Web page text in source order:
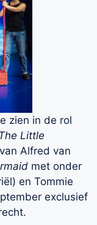
zien in de rol
The Little
Alfred van
met onder
en Tommie
exclusief